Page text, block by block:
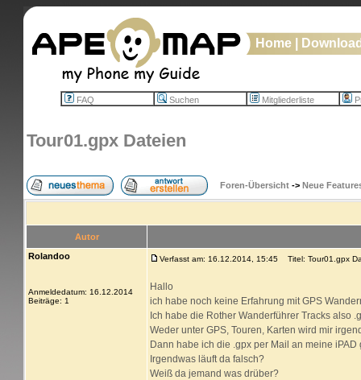
Home
FAQ Suchen Mitgliederliste
Tour01.gpx Dateien
Foren-Übersicht -> Neue
Autor
Rolandoo
Anmeldedatum: 16.12.2014
Beiträge: 1
Verfasst am: 16.12.2014, 15:45 Titel: Tour01.gpx
Hallo
ich habe noch keine Erfahrung mit GPS
Ich habe die Rother Wanderführer Tracks also
Weder unter GPS, Touren, Karten wird mir
Dann habe ich die .gpx per Mail an meine
Irgendwas läuft da falsch?
Weiß da jemand was drüber?